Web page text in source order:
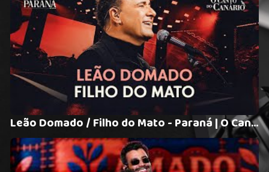
Leão Domado / Filho do Mato - Paraná | O Canto do Canário (Clipe Oficial)